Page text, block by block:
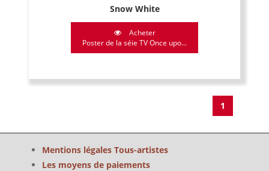
Snow White
Acheter
Poster de la séie TV Once upo...
1
Mentions légales Tous-artistes
Les moyens de paiements